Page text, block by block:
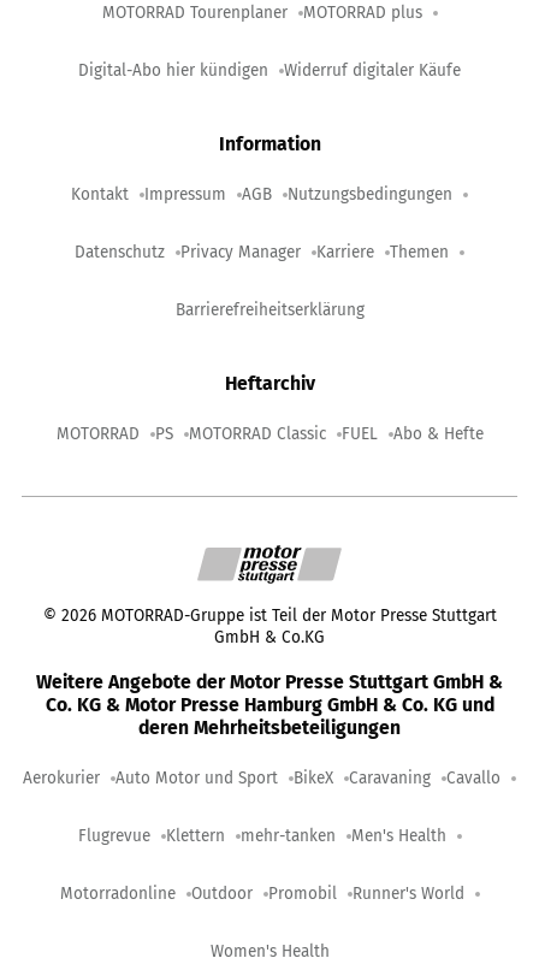
MOTORRAD Tourenplaner MOTORRAD plus
Digital-Abo hier kündigen Widerruf digitaler Käufe
Information
Kontakt Impressum AGB Nutzungsbedingungen
Datenschutz Privacy Manager Karriere Themen
Barrierefreiheitserklärung
Heftarchiv
MOTORRAD PS MOTORRAD Classic FUEL Abo & Hefte
© 2026 MOTORRAD-Gruppe ist Teil der Motor Presse Stuttgart
GmbH & Co.KG
Weitere Angebote der Motor Presse Stuttgart GmbH &
Co. KG & Motor Presse Hamburg GmbH & Co. KG und
deren Mehrheitsbeteiligungen
Aerokurier Auto Motor und Sport BikeX Caravaning Cavallo
Flugrevue Klettern mehr-tanken Men's Health
Motorradonline Outdoor Promobil Runner's World
Women's Health